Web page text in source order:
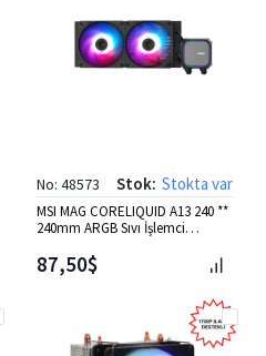
No: 48573 Stok: Stokta var
MSI MAG CORELIQUID A13 240 **
240mm ARGB Sıvı İşlemci
87,50$